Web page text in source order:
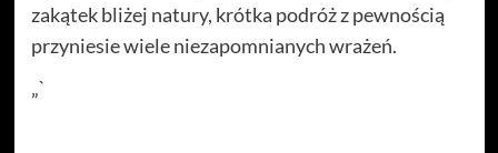
zakątek bliżej natury, krótka podróż z pewnością
przyniesie wiele niezapomnianych wrażeń.
„`